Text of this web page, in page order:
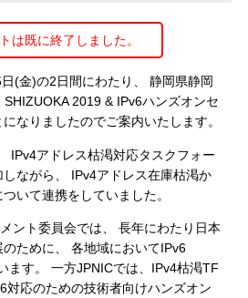
は既に終了しました。
(金)の2日間にわたり、 静岡県静岡
2019 & IPv6ハンズオンセ
なりましたのでご案内いたします。
IPv4アドレス枯渇対応タスクフォー
ながら、 IPv4アドレス在庫枯渇か
いて連携をしていました。
ント委員会では、 長年にわたり日本
ために、 各地域においてIPv6
ます。 一方JPNICでは、IPv4枯渇TF
対応のための技術者向けハンズオン